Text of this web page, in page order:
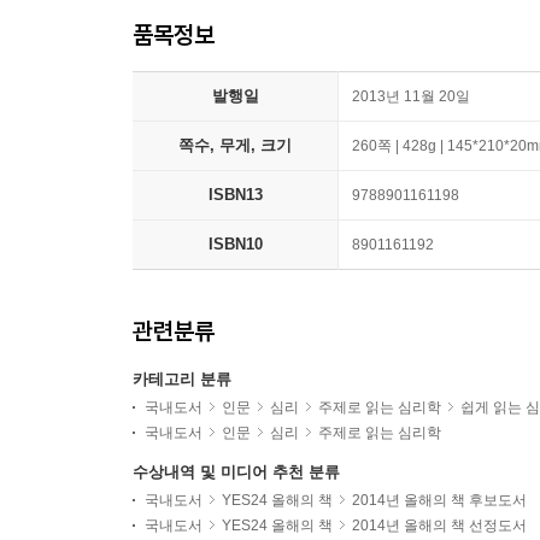
품목정보
발행일 2013년 11월 20일
쪽수, 무게, 크기 260쪽 | 428g |
ISBN13 9788901161198
ISBN10 8901161192
관련분류
카테고리 분류
국내도서 인문 심리 주제로 읽는 심리학
쉽게 읽는
국내도서
인문 심리 주제로 읽는 심리학
수상내역 및 미디어 추천 분류
국내도서 YES24 올해의 책
2014년 올해의 책 후보도서
국내도서
YES24 올해의 책 2014년 올해의 책 선정도서